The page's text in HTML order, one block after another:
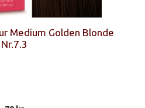
Medium Golden Blonde
Nr.7.3